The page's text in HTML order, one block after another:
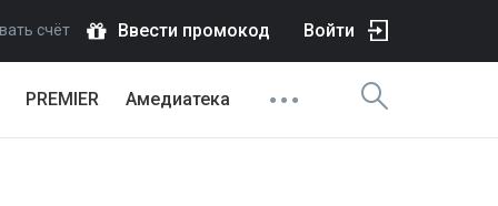
счёт Ввести промокод Войти
PREMIER Амедиатека